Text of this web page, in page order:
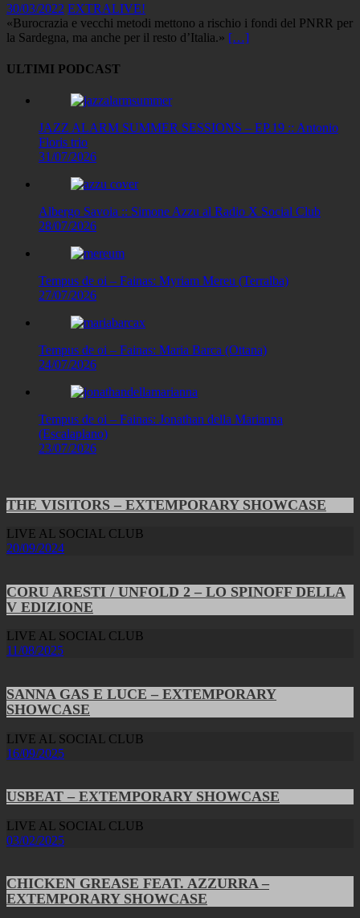
30/03/2022 EXTRALIVE!
«Burocrazia e vecchi metodi mettono a rischio i fondi del PNRR per
la Sardegna, ma anche per il resto d’Italia.» […]
ULTIMI PODCAST
JAZZ ALARM SUMMER SESSIONS – EP.19 :: Antonio
Floris trio
31/07/2026
Albergo Savoia :: Simone Azzu al Radio X Social Club
28/07/2026
Tempus de oi – Fainas: Myriam Mereu (Terralba)
27/07/2026
Tempus de oi – Fainas: Maria Barca (Ottana)
24/07/2026
Tempus de oi – Fainas: Jonathan della Marianna
(Escalaplano)
23/07/2026
THE VISITORS – EXTEMPORARY SHOWCASE
LIVE AL SOCIAL CLUB
20/09/2024
CORU ARESTI / UNFOLD 2 – LO SPINOFF DELLA
V EDIZIONE
LIVE AL SOCIAL CLUB
11/08/2025
SANNA GAS E LUCE – EXTEMPORARY
SHOWCASE
LIVE AL SOCIAL CLUB
16/09/2025
USBEAT – EXTEMPORARY SHOWCASE
LIVE AL SOCIAL CLUB
03/02/2025
CHICKEN GREASE FEAT. AZZURRA –
EXTEMPORARY SHOWCASE